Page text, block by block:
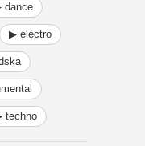
dance
▶ electro
techno